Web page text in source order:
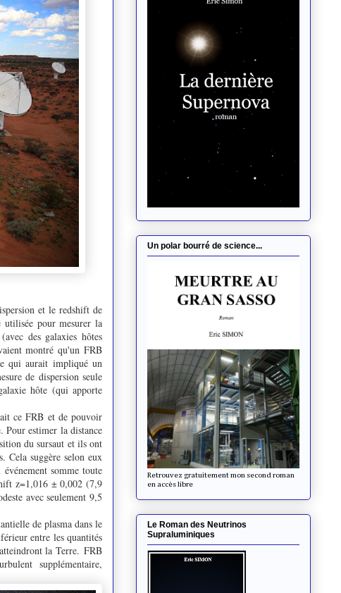
et le redshift de
pour mesurer la
des galaxies hôtes
montré qu'un FRB
qui aurait impliqué un
de dispersion seule
hôte (qui apporte
ce FRB et de pouvoir
Pour estimer la distance
du sursaut et ils ont
Cela suggère selon eux
somme toute
z=1,016 ± 0,002 (7,9
avec seulement 9,5
de plasma dans le
entre les quantités
la Terre. FRB
supplémentaire,
Un polar bourré de science...
Retrouvez gratuitement mon second roman
en accès libre
Le Roman des Neutrinos
Supraluminiques